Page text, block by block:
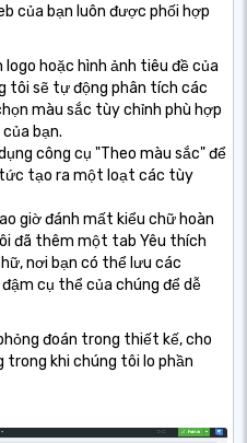
của bạn luôn được phối hợp
logo hoặc hình ảnh tiêu đề của
tôi sẽ tự động phân tích các
màu sắc tùy chỉnh phù hợp
bạn.
công cụ "Theo màu sắc" để
tạo ra một loạt các tùy
giờ đánh mất kiểu chữ hoàn
đã thêm một tab Yêu thích
nơi bạn có thể lưu các
cụ thể của chúng để dễ
đoán trong thiết kế, cho
trong khi chúng tôi lo phần